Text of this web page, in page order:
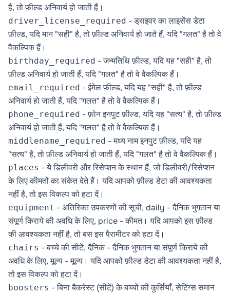
है, तो फ़ील्ड अनिवार्य हो जाती हैं।
driver_license_required - ड्राइवर का लाइसेंस डेटा
फ़ील्ड, यदि मान "सही" है, तो फ़ील्ड अनिवार्य हो जाते हैं, यदि "गलत" है तो वे
वैकल्पिक हैं।
birthday_required - जन्मतिथि फ़ील्ड, यदि यह "सही" है, तो
फ़ील्ड अनिवार्य हो जाती हैं, यदि "गलत" है तो वे वैकल्पिक हैं।
email_required - ईमेल फ़ील्ड, यदि यह "सही" है, तो फ़ील्ड
अनिवार्य हो जाती हैं, यदि "गलत" है तो वे वैकल्पिक हैं।
phone_required - फ़ोन इनपुट फ़ील्ड, यदि यह "सत्य" है, तो फ़ील्ड
अनिवार्य हो जाती हैं, यदि "गलत" है तो वे वैकल्पिक हैं।
middlename_required - मध्य नाम इनपुट फ़ील्ड, यदि यह
"सत्य" है, तो फ़ील्ड अनिवार्य हो जाती हैं, यदि "गलत" है तो वे वैकल्पिक हैं।
places - ये डिलीवरी और रिसेप्शन के स्थान हैं, जो डिलीवरी/रिसेप्शन
के लिए कीमतों का संकेत देते हैं। यदि आपको फ़ील्ड डेटा की आवश्यकता
नहीं है, तो इस विकल्प को हटा दें।
equipment - अतिरिक्त उपकरणों की सूची, daily - दैनिक भुगतान या
संपूर्ण किराये की अवधि के लिए, price - कीमत। यदि आपको इस फ़ील्ड
की आवश्यकता नहीं है, तो बस इस पैरामीटर को हटा दें।
chairs - बच्चे की सीटें, दैनिक - दैनिक भुगतान या संपूर्ण किराये की
अवधि के लिए, मूल्य - मूल्य। यदि आपको फ़ील्ड डेटा की आवश्यकता नहीं है,
तो इस विकल्प को हटा दें।
boosters - बिना बैकरेस्ट (सीटें) के बच्चों की कुर्सियाँ, सेटिंग्स समान